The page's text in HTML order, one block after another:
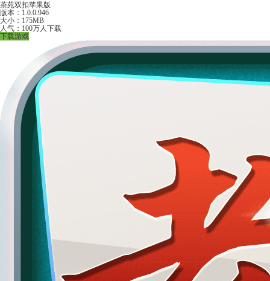
茶苑双扣苹果版
版本：1.0.0.946
大小：175MB
人气：100万人下载
下载游戏